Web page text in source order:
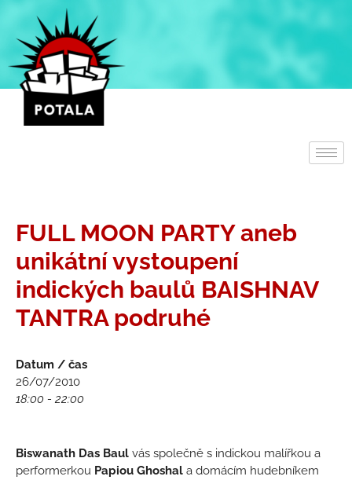
Přeskočit
obsah
FULL MOON PARTY aneb
unikátní vystoupení
indických baulů BAISHNAV
TANTRA podruhé
Datum / čas
26/07/2010
18:00 - 22:00
Biswanath Das Baul vás společně s indickou malířkou a
performerkou Papiou Ghoshal a domácím hudebníkem